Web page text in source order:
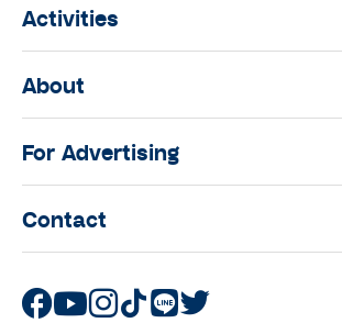
Activities
About
For Advertising
Contact